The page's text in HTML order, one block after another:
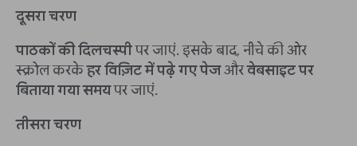
दूसरा चरण
पाठकों की दिलचस्पीपर जाएं. इसके बाद, नीचे की ओर
स्क्रोल करकेहर विज़िट में पढ़े गए पेजऔरवेबसाइट पर
बिताया गया समयपर जाएं.
तीसरा चरण